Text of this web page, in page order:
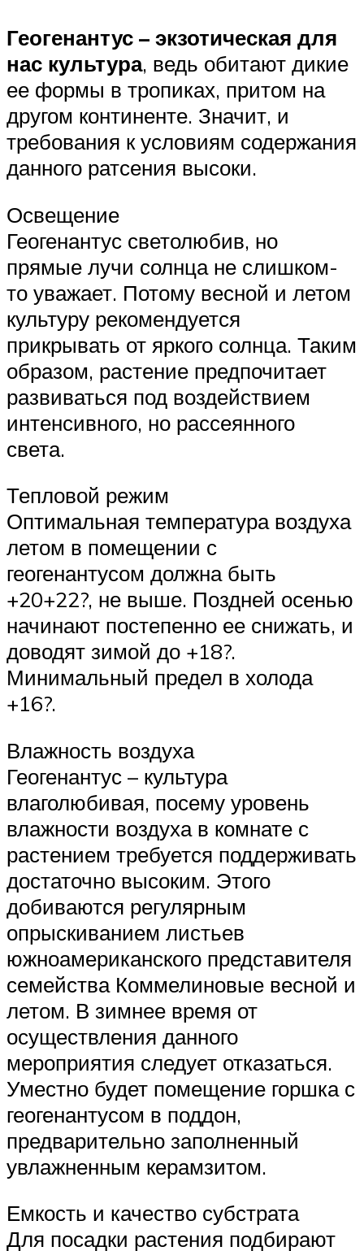
Геогенантус – экзотическая для
нас культура, ведь обитают дикие
ее формы в тропиках, притом на
другом континенте. Значит, и
требования к условиям содержания
данного ратсения высоки.
Освещение
Геогенантус светолюбив, но
прямые лучи солнца не слишком-
то уважает. Потому весной и летом
культуру рекомендуется
прикрывать от яркого солнца. Таким
образом, растение предпочитает
развиваться под воздействием
интенсивного, но рассеянного
света.
Тепловой режим
Оптимальная температура воздуха
летом в помещении с
геогенантусом должна быть
+20+22?, не выше. Поздней осенью
начинают постепенно ее снижать, и
доводят зимой до +18?.
Минимальный предел в холода
+16?.
Влажность воздуха
Геогенантус – культура
влаголюбивая, посему уровень
влажности воздуха в комнате с
растением требуется поддерживать
достаточно высоким. Этого
добиваются регулярным
опрыскиванием листьев
южноамериканского представителя
семейства Коммелиновые весной и
летом. В зимнее время от
осуществления данного
мероприятия следует отказаться.
Уместно будет помещение горшка с
геогенантусом в поддон,
предварительно заполненный
увлажненным керамзитом.
Емкость и качество субстрата
Для посадки растения подбирают